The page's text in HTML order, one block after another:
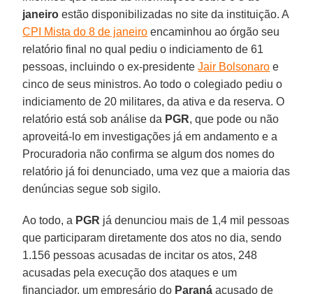
janeiro estão disponibilizadas no site da instituição. A
CPI Mista do 8 de janeiro encaminhou ao órgão seu
relatório final no qual pediu o indiciamento de 61
pessoas, incluindo o ex-presidenteJair Bolsonaro e
cinco de seus ministros. Ao todo o colegiado pediu o
indiciamento de 20 militares, da ativa e da reserva. O
relatório está sob análise da PGR, que pode ou não
aproveitá-lo em investigações já em andamento e a
Procuradoria não confirma se algum dos nomes do
relatório já foi denunciado, uma vez que a maioria das
denúncias segue sob sigilo.
Ao todo, a PGR já denunciou mais de 1,4 mil pessoas
que participaram diretamente dos atos no dia, sendo
1.156 pessoas acusadas de incitar os atos, 248
acusadas pela execução dos ataques e um
financiador, um empresário do Paraná acusado de